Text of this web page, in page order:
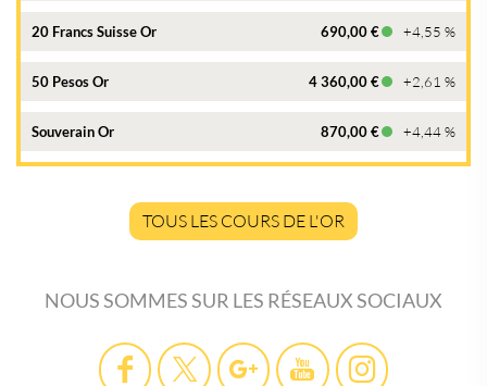
20 Francs Suisse Or 690,00 € +4,55 %
50 Pesos Or 4 360,00 € +2,61 %
Souverain Or 870,00 € +4,44 %
TOUS LES COURS DE L'OR
NOUS SOMMES SUR LES RÉSEAUX SOCIAUX